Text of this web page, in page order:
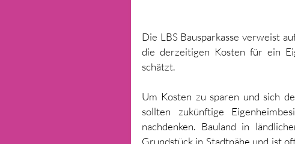
Die LBS Bausparkasse verweist
die derzeitigen Kosten für ein
schätzt.
Um Kosten zu sparen und sich
sollten zukünftige
nachdenken. Bauland in
Grundstück in Stadtnähe und ist